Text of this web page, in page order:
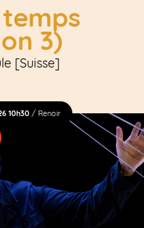
3)
[Suisse]
10h30 / Renoir